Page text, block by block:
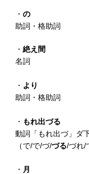
・ の
助詞・格助詞
・ 絶え間
名詞
・ より
助詞・格助詞
・ もれ出づる
動詞「もれ出づ」ダ
（で/で/づ/づる/づれ/
・ 月